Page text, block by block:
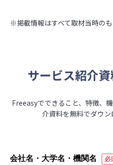
※掲載情報はすべて取材当時のも
サービス紹介
Freeasyでできること、特徴、
介資料を無料でダウン